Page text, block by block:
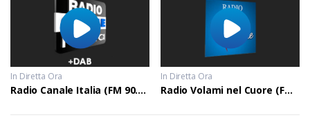
In Diretta Ora
Radio Canale Italia (FM 90.4 +DAB)
In Diretta Ora
Radio Volami nel Cuore (FM 101.9)